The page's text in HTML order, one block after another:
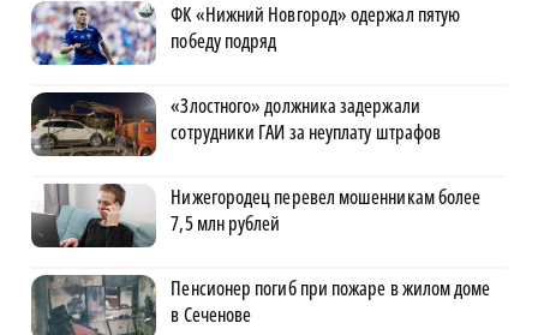
ФК «Нижний Новгород» одержал пятую
победу подряд
«Злостного» должника задержали
сотрудники ГАИ за неуплату штрафов
Нижегородец перевел мошенникам более
7,5 млн рублей
Пенсионер погиб при пожаре в жилом доме
в Сеченове